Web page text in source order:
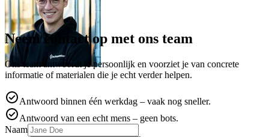
Neem contact op met ons team
Ons team antwoordt je persoonlijk en voorziet je van concrete
informatie of materialen die je echt verder helpen.
Antwoord binnen één werkdag – vaak nog sneller.
Antwoord van een echt mens – geen bots.
Naam